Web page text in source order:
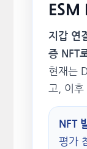
ESM
지갑 연
증 NFT
현재는
고, 이후
NFT
평가